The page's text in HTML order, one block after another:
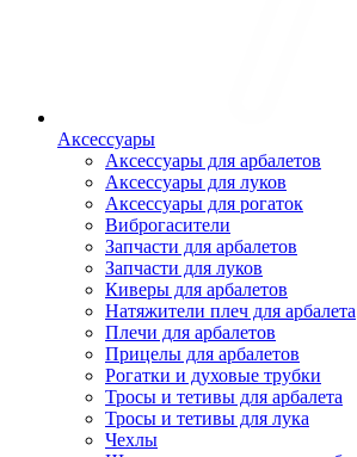
Аксессуары
Аксессуары для арбалетов
Аксессуары для луков
Аксессуары для рогаток
Виброгасители
Запчасти для арбалетов
Запчасти для луков
Киверы для арбалетов
Натяжители плеч для арбалета
Плечи для арбалетов
Прицелы для арбалетов
Рогатки и духовые трубки
Тросы и тетивы для арбалета
Тросы и тетивы для лука
Чехлы